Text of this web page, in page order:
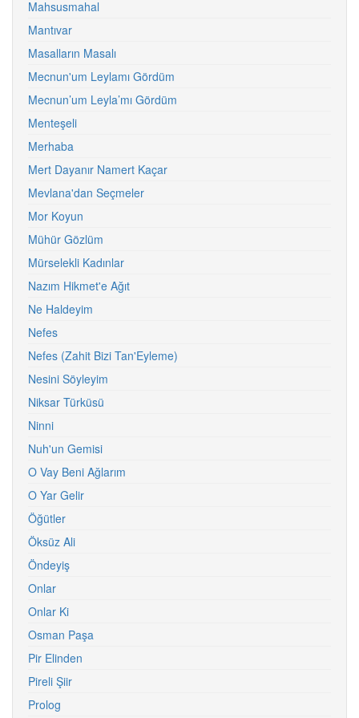
Mahsusmahal
Mantıvar
Masalların Masalı
Mecnun'um Leylamı Gördüm
Mecnun’um Leyla’mı Gördüm
Menteşeli
Merhaba
Mert Dayanır Namert Kaçar
Mevlana'dan Seçmeler
Mor Koyun
Mühür Gözlüm
Mürselekli Kadınlar
Nazım Hikmet'e Ağıt
Ne Haldeyim
Nefes
Nefes (Zahit Bizi Tan'Eyleme)
Nesini Söyleyim
Niksar Türküsü
Ninni
Nuh'un Gemisi
O Vay Beni Ağlarım
O Yar Gelir
Öğütler
Öksüz Ali
Öndeyiş
Onlar
Onlar Ki
Osman Paşa
Pir Elinden
Pireli Şiir
Prolog